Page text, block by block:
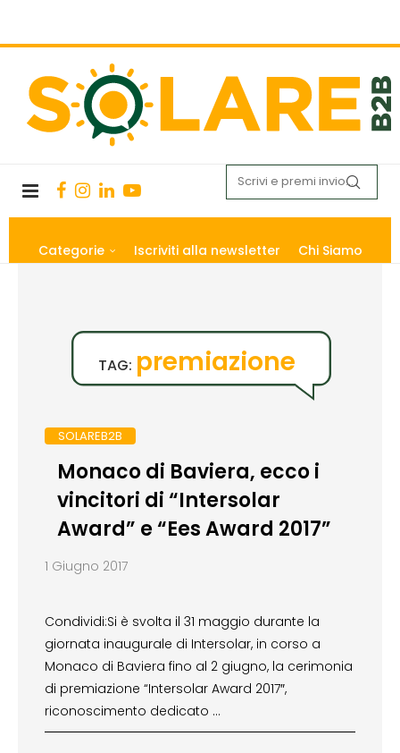
Categorie Iscriviti alla newsletter Chi Siamo
TAG: premiazione
SOLAREB2B
Monaco di Baviera, ecco i
vincitori di “Intersolar
Award” e “Ees Award 2017”
1 Giugno 2017
Condividi:Si è svolta il 31 maggio durante la
giornata inaugurale di Intersolar, in corso a
Monaco di Baviera fino al 2 giugno, la cerimonia
di premiazione “Intersolar Award 2017″,
riconoscimento dedicato …